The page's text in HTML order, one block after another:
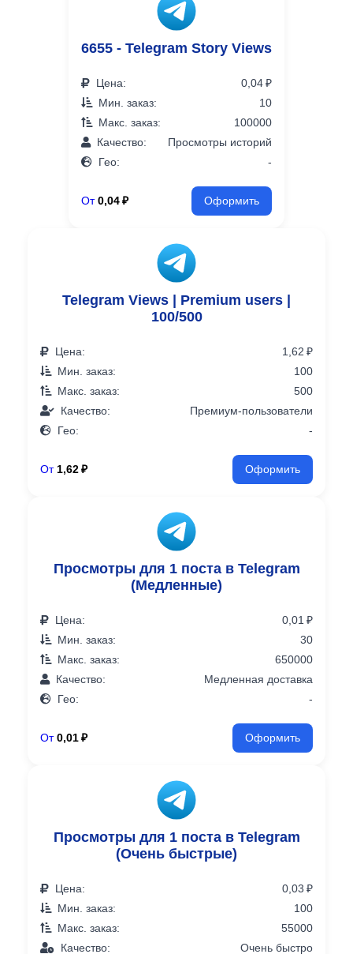
6655 - Telegram Story Views
Цена:
0,04 ₽
Мин. заказ:
10
Макс. заказ:
100000
Качество:
Просмотры историй
Гео:
-
От 0,04 ₽ Оформить
Telegram Views | Premium users |
100/500
Цена:
1,62 ₽
Мин. заказ:
100
Макс. заказ:
500
Качество:
Премиум-пользователи
Гео:
-
От 1,62 ₽ Оформить
Просмотры для 1 поста в Telegram
(Медленные)
Цена:
0,01 ₽
Мин. заказ:
30
Макс. заказ:
650000
Качество:
Медленная доставка
Гео:
-
От 0,01 ₽ Оформить
Просмотры для 1 поста в Telegram
(Очень быстрые)
Цена:
0,03 ₽
Мин. заказ:
100
Макс. заказ:
55000
Качество:
Очень быстро